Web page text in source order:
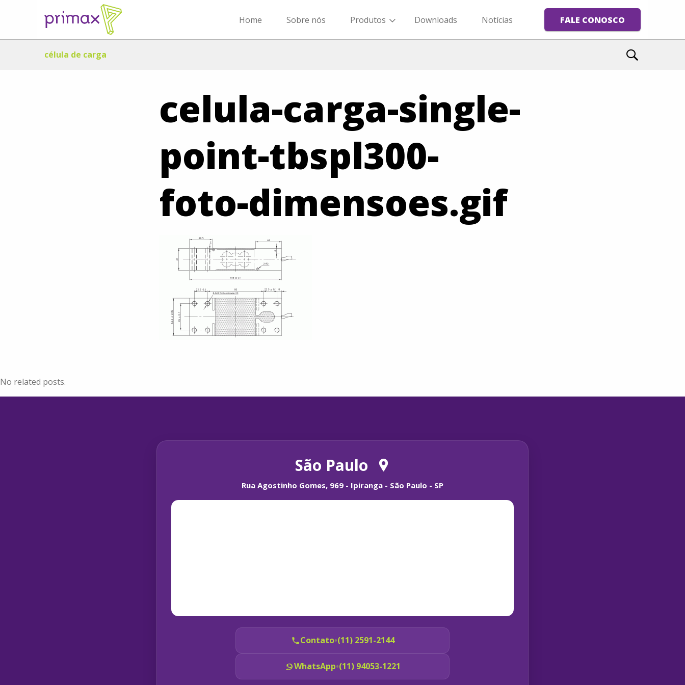
Home Sobre nós Produtos Downloads Notícias FALE CONOSCO
célula de carga
celula-carga-single-
point-tbspl300-
foto-dimensoes.gif
No related posts.
São Paulo
Rua Agostinho Gomes, 969 - Ipiranga - São Paulo - SP
Contato•(11) 2591-2144
WhatsApp•(11) 94053-1221